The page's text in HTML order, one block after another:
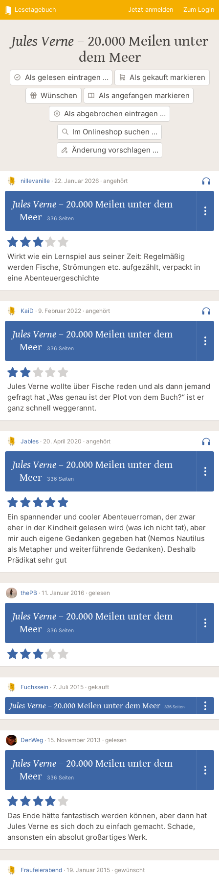
Lesetagebuch Jetzt anmelden Zum Login
Jules Verne– 20.000 Meilen unter
dem Meer
Als gelesen eintragen …
Als gekauft markieren
Wünschen
Als angefangen markieren
Als abgebrochen eintragen …
Im Onlineshop suchen …
Änderung vorschlagen …
nillevanille · 22. Januar 2026 · angehört
Jules Verne– 20.000 Meilen unter dem
Meer
336 Seiten
Wirkt wie ein Lernspiel aus seiner Zeit: Regelmäßig
werden Fische, Strömungen etc. aufgezählt, verpackt in
eine Abenteuergeschichte
KaiD · 9. Februar 2022 · angehört
Jules Verne– 20.000 Meilen unter dem
Meer
336 Seiten
Jules Verne wollte über Fische reden und als dann jemand
gefragt hat „Was genau ist der Plot von dem Buch?“ ist er
ganz schnell weggerannt.
Jables · 20. April 2020 · angehört
Jules Verne– 20.000 Meilen unter dem
Meer
336 Seiten
Ein spannender und cooler Abenteuerroman, der zwar
eher in der Kindheit gelesen wird (was ich nicht tat), aber
mir auch eigene Gedanken gegeben hat (Nemos Nautilus
als Metapher und weiterführende Gedanken). Deshalb
Prädikat sehr gut
thePB · 11. Januar 2016 · gelesen
Jules Verne– 20.000 Meilen unter dem
Meer
336 Seiten
Fuchssein · 7. Juli 2015 · gekauft
Jules Verne – 20.000 Meilen unter dem Meer 336 Seiten
DenWeg · 15. November 2013 · gelesen
Jules Verne– 20.000 Meilen unter dem
Meer
336 Seiten
Das Ende hätte fantastisch werden können, aber dann hat
Jules Verne es sich doch zu einfach gemacht. Schade,
ansonsten ein absolut großartiges Werk.
Fraufeierabend · 19. Januar 2015 · gewünscht